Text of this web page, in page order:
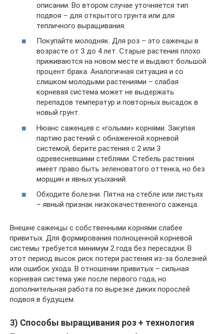
описании. Во втором случае уточняется тип
подвоя – для открытого грунта или для
тепличного выращивания.
Покупайте молодняк. Для роз – это саженцы в
возрасте от 3 до 4 лет. Старые растения плохо
приживаются на новом месте и выдают большой
процент брака. Аналогичная ситуация и со
слишком молодыми растениями – слабая
корневая система может не выдержать
перепадов температур и повторных высадок в
новый грунт.
Нюанс саженцев с «голыми» корнями. Закупая
партию растений с обнаженной корневой
системой, берите растения с 2 или 3
одревесневшими стеблями. Стебель растения
имеет право быть зеленоватого оттенка, но без
морщин и явных усыханий.
Обходите болезни. Пятна на стебле или листьях
– явный признак низкокачественного саженца.
Внешне саженцы с собственными корнями слабее
привитых. Для формирования полноценной корневой
системы требуется минимум 2 года без пересадки. В
этот период высок риск потери растения из-за болезней
или ошибок ухода. В отношении привитых – сильная
корневая система уже после первого года, но
дополнительная работа по вырезке диких порослей
подвоя в будущем.
3) Способы выращивания роз + технология